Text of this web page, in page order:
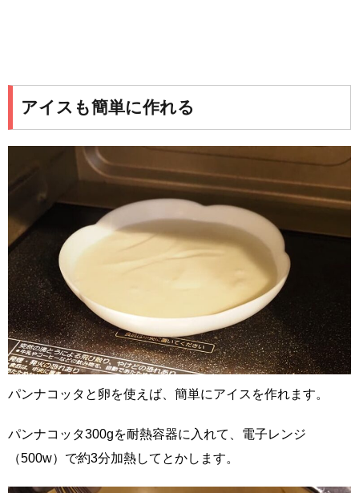
アイスも簡単に作れる
パンナコッタと卵を使えば、簡単にアイスを作れます。
パンナコッタ300gを耐熱容器に入れて、電子レンジ
（500w）で約3分加熱してとかします。